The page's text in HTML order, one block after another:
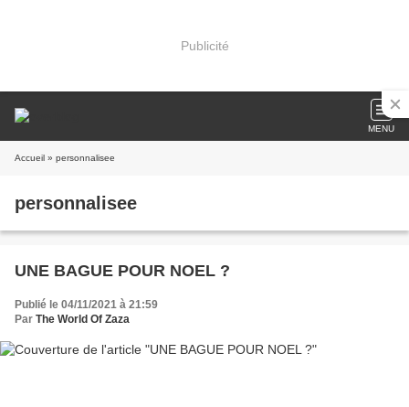
Publicité
MENU
Accueil » personnalisee
personnalisee
UNE BAGUE POUR NOEL ?
Publié le 04/11/2021 à 21:59
Par The World Of Zaza